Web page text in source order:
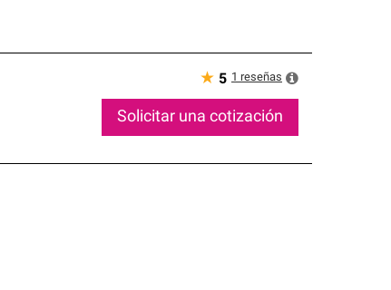
★ 5 1 reseñas
Solicitar una cotización